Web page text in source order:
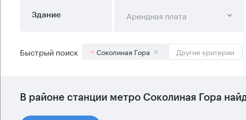
Здание Арендная плата
Быстрый поиск Соколиная Гора Другие критерии
В районе станции метро Соколиная Гора